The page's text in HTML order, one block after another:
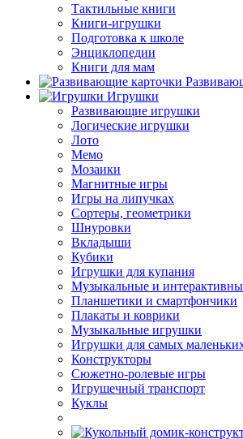
Тактильные книги
Книги-игрушки
Подготовка к школе
Энциклопедии
Книги для мам
Игрушки
Развивающие игрушки
Логические игрушки
Лото
Мемо
Мозаики
Магнитные игры
Игры на липучках
Сортеры, геометрики
Шнуровки
Вкладыши
Кубики
Игрушки для купания
Музыкальные и
Планшетики и смартфончики
Плакаты и коврики
Музыкальные игрушки
Игрушки для самых
Конструкторы
Сюжетно-ролевые игры
Игрушечный транспорт
Куклы